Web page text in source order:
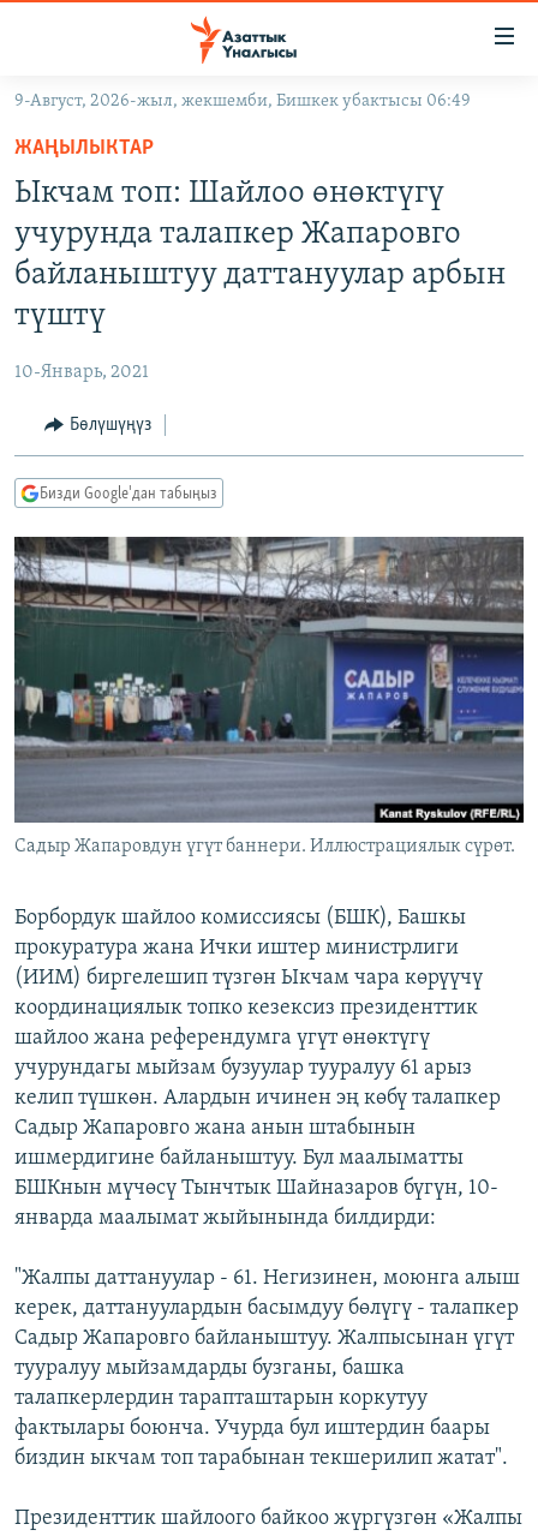
Навигацияга
өтүңүз
Издөөгө
салыңыз
САЯСАТ
ДҮЙНӨ
УКРАИНА
БҮГҮН АЗАТТЫКТА
ЭКСПЕРТТЕР ТАЛДАЙТ
БИЗ ЖАНА ДҮЙНӨ
ЭЖЕ-СИҢДИЛЕР
АЗАТТЫК+
ПОДКАСТ
ӨЗГӨЧӨ ПИКИР
Русский
ОНЛАЙН ШЕРИНЕ
ЭЕ/АРнун бардык сайттары
9-Август, 2026-жыл, жекшемби, Бишкек убактысы 06:49
ЖАҢЫЛЫКТАР
Ыкчам топ: Шайлоо өнөктүгү
учурунда талапкер Жапаровго
байланыштуу даттануулар арбын
түштү
10-Январь, 2021
Бөлүшүңүз
Бизди Google'дан табыңыз
Садыр Жапаровдун үгүт баннери. Иллюстрациялык сүрөт.
Борбордук шайлоо комиссиясы (БШК), Башкы
прокуратура жана Ички иштер министрлиги
(ИИМ) биргелешип түзгөн Ыкчам чара көрүүчү
координациялык топко кезексиз президенттик
шайлоо жана референдумга үгүт өнөктүгү
учурундагы мыйзам бузуулар тууралуу 61 арыз
келип түшкөн. Алардын ичинен эң көбү талапкер
Садыр Жапаровго жана анын штабынын
ишмердигине байланыштуу. Бул маалыматты
БШКнын мүчөсү Тынчтык Шайназаров бүгүн, 10-
январда маалымат жыйынында билдирди:
"Жалпы даттануулар - 61. Негизинен, моюнга алыш
керек, даттануулардын басымдуу бөлүгү - талапкер
Садыр Жапаровго байланыштуу. Жалпысынан үгүт
тууралуу мыйзамдарды бузганы, башка
талапкерлердин тарапташтарын коркутуу
фактылары боюнча. Учурда бул иштердин баары
биздин ыкчам топ тарабынан текшерилип жатат".
Президенттик шайлоого байкоо жүргүзгөн «Жалпы